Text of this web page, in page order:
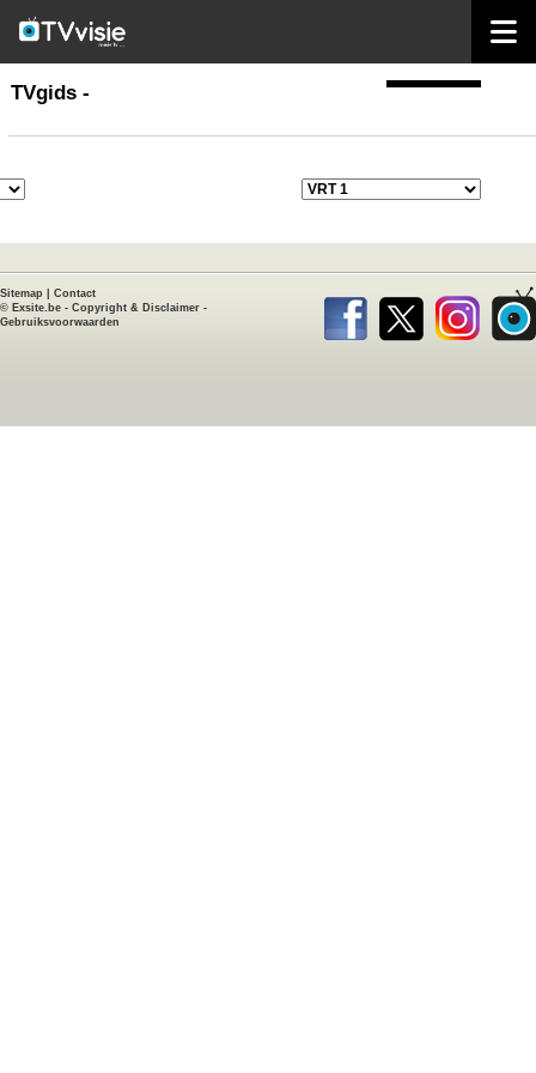
TVgids
TVgids -
Sitemap
Contact
© Exsite.be - Copyright & Disclaimer -
Gebruiksvoorwaarden